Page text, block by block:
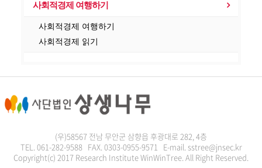
사회적경제 여행하기
사회적경제 여행하기
사회적경제 읽기
(우)58567 전남 무안군 삼향읍 후광대로 282, 4층
TEL. 061-282-9588 FAX. 0303-0955-9571 E-mail. sstree@jnsec.kr
Copyright(c) 2017 Research Institute WinWinTree. All Right Reserved.